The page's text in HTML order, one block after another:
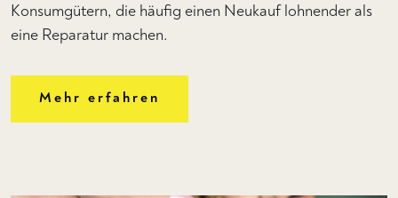
Konsumgütern, die häufig einen Neukauf lohnender als
eine Reparatur machen.
Mehr erfahren